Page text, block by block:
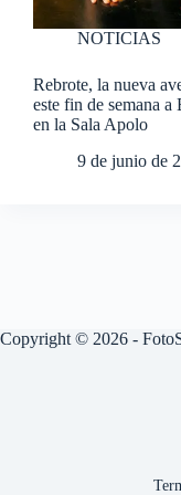
NOTICIAS
Rebrote, la nueva
este fin de semana
en la Sala Apolo
9 de junio de
Copyright © 2026 -